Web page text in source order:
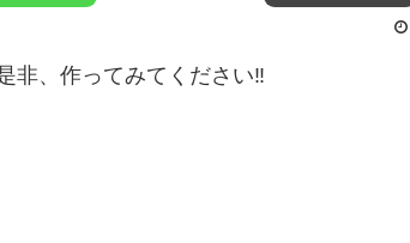
非、作ってみてください‼️